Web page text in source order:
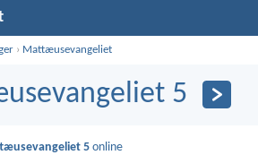
› Mattæusevangeliet
5
5 online